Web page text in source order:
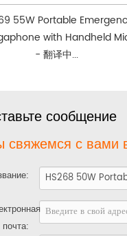
55W Portable
with Handheld
- 翻译中...
сообщение
свяжемся с вами
почта: